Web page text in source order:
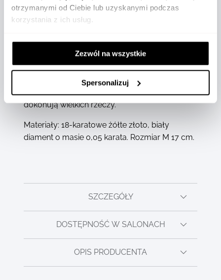
otrzymanymi od Ciebie lub uzyskanymi podczas
korzystania z ich usług.
Zezwól na wszystkie
Spersonalizuj
Chopard, znany jako Dom Wielkiego Serca,
podstawowe wartości. Kolekcja Happy Hearts
to doskonałe połączenie talizmanu serca
Chopard i kultowych tańczących diamentów
Maison, która jednoczy kobiety o wielkich
sercach na całym świecie. Małe diamenty
dokonują wielkich rzeczy.
Materiały: 18-karatowe żółte złoto, biały
diament o masie 0,05 karata. Rozmiar M 17 cm.
SZCZEGÓŁY
DOSTĘPNOŚĆ W SALONACH
OPIS PRODUCENTA